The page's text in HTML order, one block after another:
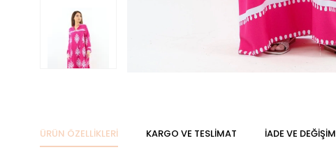
ÜRÜN ÖZELLIKLERI KARGO VE TESLIMAT İADE VE DEĞIŞIM